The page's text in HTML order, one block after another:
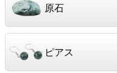
原石
ピアス